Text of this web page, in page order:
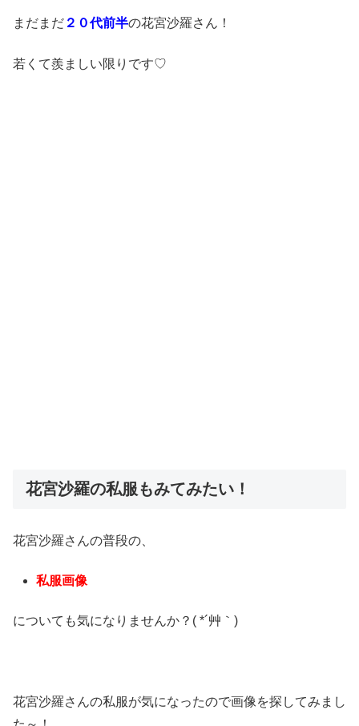
まだまだ ２０代前半の花宮沙羅さん！
若くて羨ましい限りです♡
花宮沙羅の私服もみてみたい！
花宮沙羅さんの普段の、
私服画像
についても気になりませんか？( *´艸｀)
花宮沙羅さんの私服が気になったので画像を探してみまし